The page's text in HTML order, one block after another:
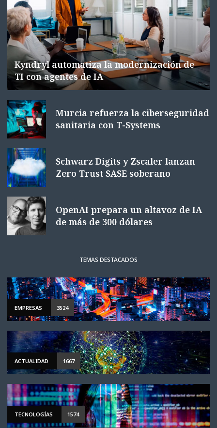
Kyndryl automatiza la modernización de
TI con agentes de IA
Murcia refuerza la ciberseguridad
sanitaria con T-Systems
Schwarz Digits y Zscaler lanzan
Zero Trust SASE soberano
OpenAI prepara un altavoz de IA
de más de 300 dólares
TEMAS DESTACADOS
EMPRESAS 3524
ACTUALIDAD 1667
TECNOLOGÍAS 1574